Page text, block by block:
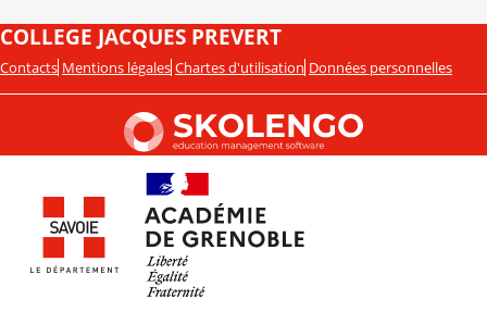
COLLEGE JACQUES PREVERT
Contacts Mentions légales Chartes d'utilisation Données personnelles